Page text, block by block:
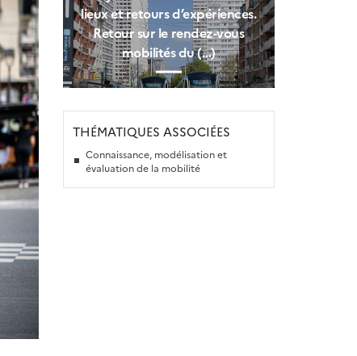
lieux et retours d’expériences.
Retour sur le rendez-vous
mobilités du (…)
THÉMATIQUES ASSOCIÉES
Connaissance, modélisation et
évaluation de la mobilité